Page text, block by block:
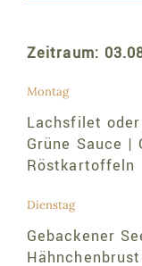
Zeitraum:
Montag
Lachsfilet
Grüne Sauce |
Röstkartoffeln
Dienstag
Gebackener
Hähnchenbrust